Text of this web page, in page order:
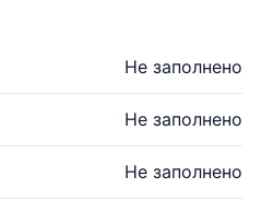
Не заполнено
Не заполнено
Не заполнено